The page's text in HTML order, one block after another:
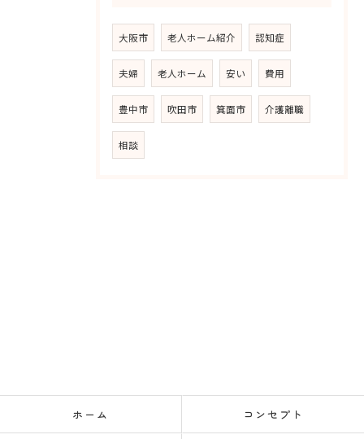
大阪市 老人ホーム紹介 認知症
夫婦 老人ホーム 安い 費用
豊中市 吹田市 箕面市 介護離職
相談
ホーム コンセプト